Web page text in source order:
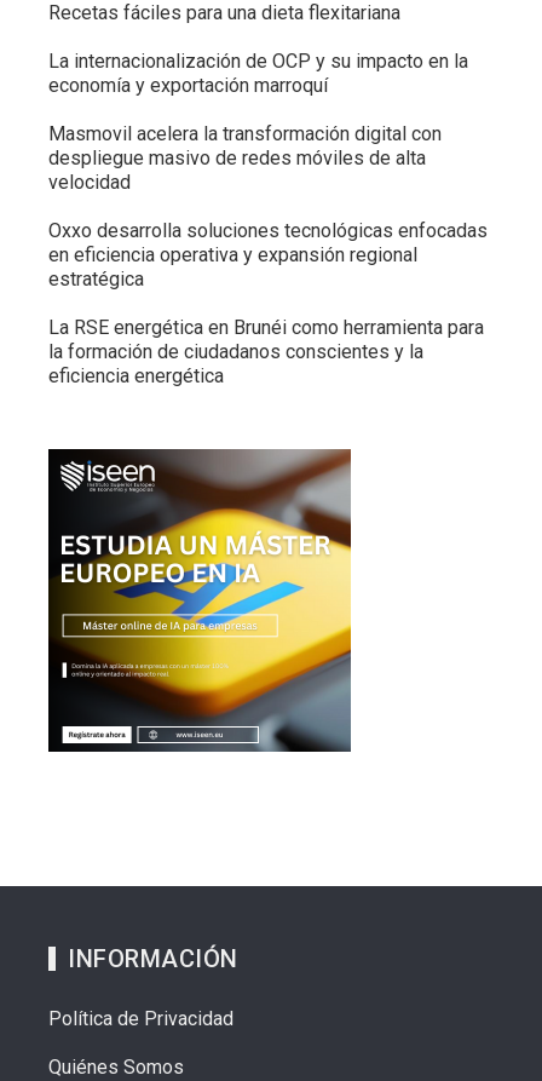
Recetas fáciles para una dieta flexitariana
La internacionalización de OCP y su impacto en la
economía y exportación marroquí
Masmovil acelera la transformación digital con
despliegue masivo de redes móviles de alta
velocidad
Oxxo desarrolla soluciones tecnológicas enfocadas
en eficiencia operativa y expansión regional
estratégica
La RSE energética en Brunéi como herramienta para
la formación de ciudadanos conscientes y la
eficiencia energética
INFORMACIÓN
Política de Privacidad
Quiénes Somos